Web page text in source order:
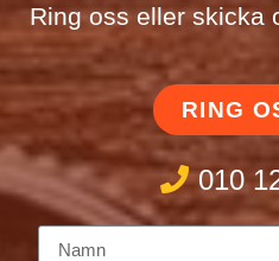
Ring oss eller skicka
RING
010